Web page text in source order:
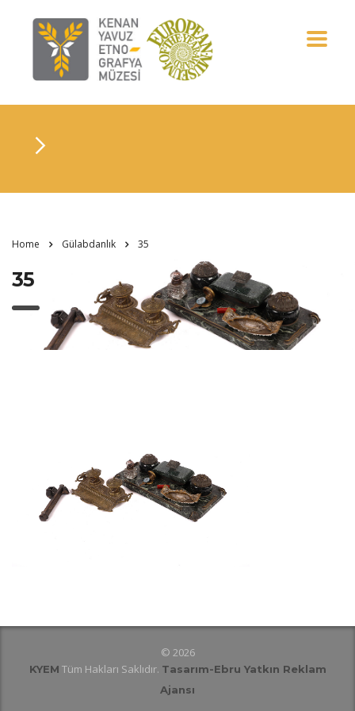
Home Gülabdanlık 35
35
© 2026
KYEM Tüm Hakları Saklıdır. Tasarım-Ebru Yatkın Reklam
Ajansı